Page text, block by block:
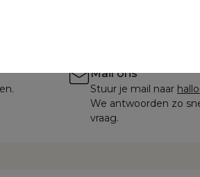
Mail ons
Stuur je mail naar
We antwoorden zo
vraag.